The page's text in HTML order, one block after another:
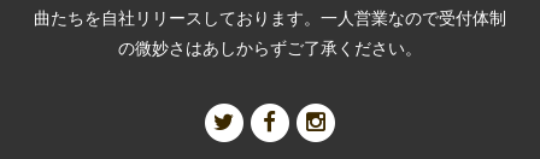
曲たちを自社リリースしております。一人営業なので受付体制
の微妙さはあしからずご了承ください。